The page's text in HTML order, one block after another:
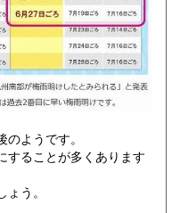
ようです。
することが多くあります
う。